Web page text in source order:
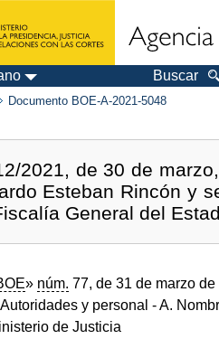
Buscar
Documento BOE-A-2021-5048
2021, de 30 de
Esteban Rincón y
General del
» núm. 77, de 31 de marzo
Autoridades y personal - A.
de Justicia